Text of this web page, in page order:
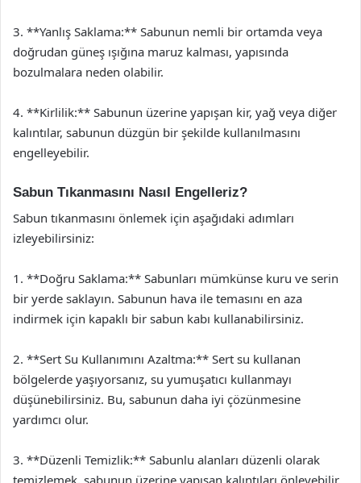
3. **Yanlış Saklama:** Sabunun nemli bir ortamda veya
doğrudan güneş ışığına maruz kalması, yapısında
bozulmalara neden olabilir.
4. **Kirlilik:** Sabunun üzerine yapışan kir, yağ veya diğer
kalıntılar, sabunun düzgün bir şekilde kullanılmasını
engelleyebilir.
Sabun Tıkanmasını Nasıl Engelleriz?
Sabun tıkanmasını önlemek için aşağıdaki adımları
izleyebilirsiniz:
1. **Doğru Saklama:** Sabunları mümkünse kuru ve serin
bir yerde saklayın. Sabunun hava ile temasını en aza
indirmek için kapaklı bir sabun kabı kullanabilirsiniz.
2. **Sert Su Kullanımını Azaltma:** Sert su kullanan
bölgelerde yaşıyorsanız, su yumuşatıcı kullanmayı
düşünebilirsiniz. Bu, sabunun daha iyi çözünmesine
yardımcı olur.
3. **Düzenli Temizlik:** Sabunlu alanları düzenli olarak
temizlemek, sabunun üzerine yapışan kalıntıları önleyebilir.